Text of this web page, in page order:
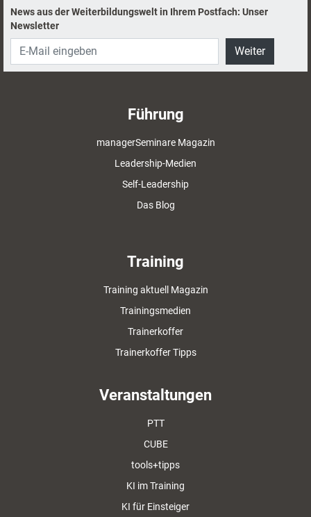
News aus der Weiterbildungswelt in Ihrem Postfach: Unser
Newsletter
Weiter
Führung
managerSeminare Magazin
Leadership-Medien
Self-Leadership
Das Blog
Training
Training aktuell Magazin
Trainingsmedien
Trainerkoffer
Trainerkoffer Tipps
Veranstaltungen
PTT
CUBE
tools+tipps
KI im Training
KI für Einsteiger